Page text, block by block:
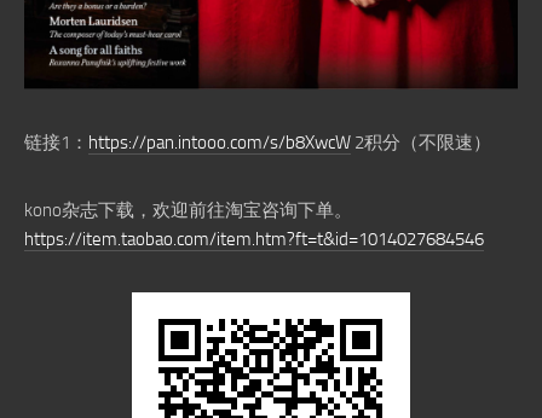
链接1： https://pan.intooo.com/s/b8XwcW 2积分（不限速）
kono杂志下载，欢迎前往淘宝咨询下单。
https://item.taobao.com/item.htm?ft=t&id=1014027684546